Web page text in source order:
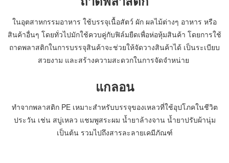
ในอุตสาหกรรมอาหาร ใช้บรรจุเนื้อสัตว์ ผัก ผลไม้ต่างๆ อาหาร หรือ
สินค้าอื่นๆ โดยทั่วไปมักใช้ควบคู่กับฟิล์มยืดเพื่อห่อหุ้มสินค้า โดยการใช้
ถาดพลาสติกในการบรรจุสินค้าจะช่วยให้จัดวางสินค้าได้ เป็นระเบียบ
สวยงาม และสร้างความสะดวกในการจัดจำหน่าย
แกลอน
ทำจากพลาสติก PE เหมาะสำหรับบรรจุของเหลวที่ใช้อุปโภคในชีวิต
ประวัน เช่น สบู่เหลว แชมพูสระผม น้ำยาล้างจาน น้ำยาปรับผ้านุ่ม
เป็นต้น รวมไปถึงสารละลายเคมีภัณฑ์